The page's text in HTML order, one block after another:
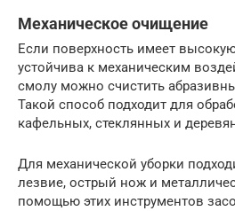
Механическое очищение
Если поверхность имеет
устойчива к механическим
смолу можно счистить
Такой способ подходит для
кафельных, стеклянных и
Для механической уборки
лезвие, острый нож и
помощью этих инструментов